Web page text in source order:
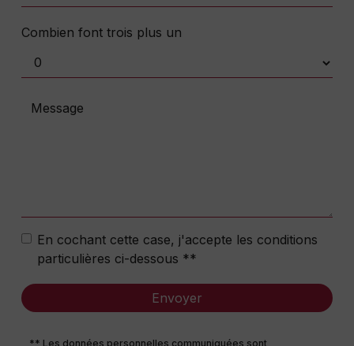
Combien font trois plus un
En cochant cette case, j'accepte les conditions
particulières ci-dessous **
Envoyer
** Les données personnelles communiquées sont